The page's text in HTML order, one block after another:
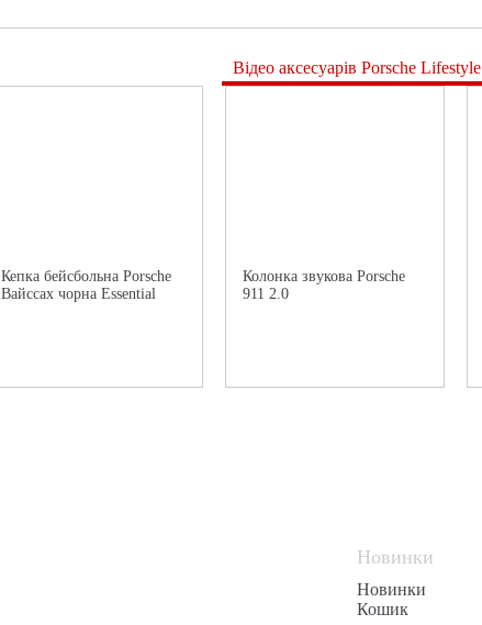
Відео аксесуарів Porsche Lifestyle
Кепка бейсбольна Porsche
Вайссах чорна Essential
Колонка звукова Porsche
911 2.0
Новинки
Новинки
Кошик